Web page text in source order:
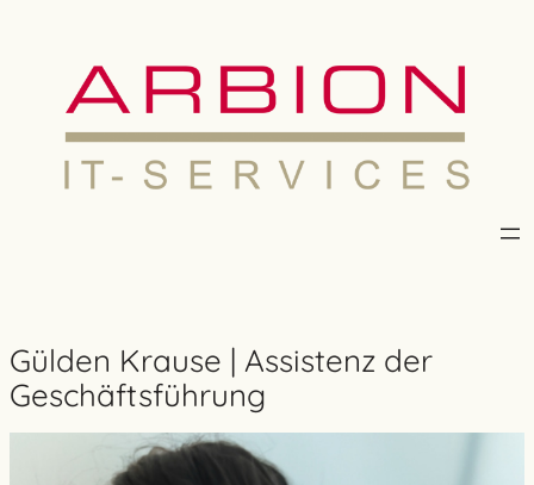
Gülden Krause | Assistenz der
Geschäftsführung